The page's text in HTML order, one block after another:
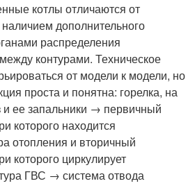
котлы отличаются от
дополнительного
распределения
контурами. Техническое
от модели к модели, но
проста и понятна: горелка, на
и ее запальники → первичный
которого находится
отопления и вторичный
которого циркулирует
ГВС → система отвода